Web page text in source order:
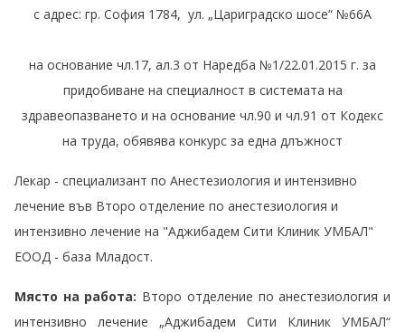
с адрес: гр. София 1784, ул. „Цариградско шосе“ №66А
на основание чл.17, ал.3 от Наредба №1/22.01.2015 г. за
придобиване на специалност в системата на
здравеопазването и на основание чл.90 и чл.91 от Кодекс
на труда, обявява конкурс за една длъжност
Лекар - специализант по Анестезиология и интензивно
лечение във Второ отделение по анестезиология и
интензивно лечение на "Аджибадем Сити Клиник УМБАЛ"
ЕООД - база Младост.
Място на работа: Второ отделение по анестезиология и
интензивно лечение „Аджибадем Сити Клиник УМБАЛ“